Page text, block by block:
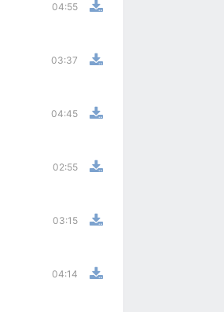
04:55
03:37
04:45
02:55
03:15
04:14